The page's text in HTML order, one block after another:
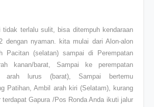
tidak terlalu sulit, bisa ditempuh kendaraan
dengan nyaman. kita mulai dari Alon-alon
Pacitan (selatan) sampai di Perempatan
kanan/barat, Sampai ke perempatan
arah lurus (barat), Sampai bertemu
Patihan, Ambil arah kiri (Selatam), kurang
terdapat Gapura /Pos Ronda Anda ikuti jalur